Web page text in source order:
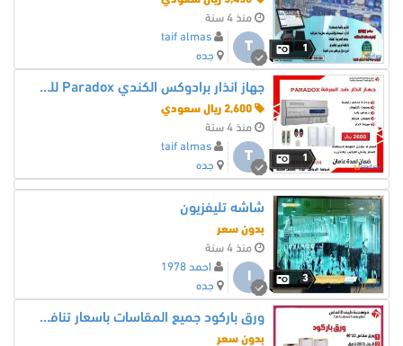
1
منذ 4 سنة
T
taif almas
جده
1
جهاز انذار برادوكس الكندي Paradox للحمايه من السرقه
منذ 4 سنة
T
taif almas
جده
3
شاشه تليفزيون
بدون سعر
منذ 4 سنة
احمد 1978
جده
ورق باركود جميع المقاسات باسعار تنافسية
بدون سعر